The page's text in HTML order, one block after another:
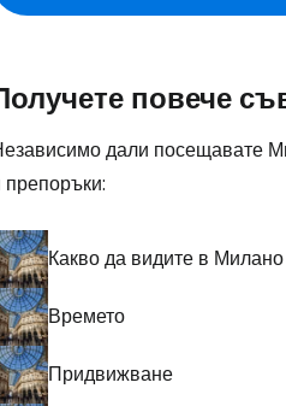
повече
дали посещавате
препоръки:
Какво да видите в Милано
Времето
Придвижване